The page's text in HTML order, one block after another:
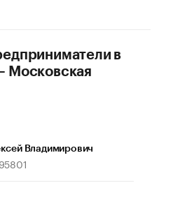
в
Московская
Владимирович